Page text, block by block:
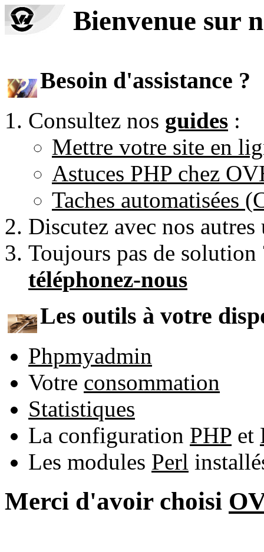
Bienvenue sur
Besoin d'assistance ?
Consultez nos guides :
Mettre votre site en
Astuces PHP chez
Taches automatisées
Discutez avec nos
Toujours pas de
téléphonez-nous
Les outils à votre
Phpmyadmin
Votre consommation
Statistiques
La configuration PHP et
Les modules Perl
Merci d'avoir choisi